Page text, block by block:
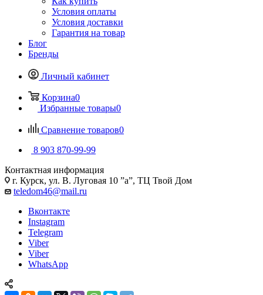
Условия оплаты
Условия доставки
Гарантия на товар
Блог
Бренды
Личный кабинет
Корзина0
Избранные товары0
Сравнение товаров0
8 903 870-99-99
Контактная информация
г. Курск, ул. В. Луговая 10 ”а”, ТЦ Твой Дом
teledom46@mail.ru
Вконтакте
Instagram
Telegram
Viber
Viber
WhatsApp